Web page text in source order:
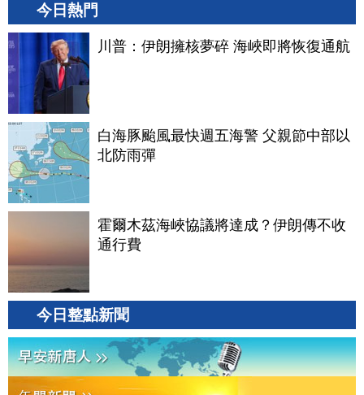
今日熱門
川普：伊朗擁核夢碎 海峽即將恢復通航
白海豚颱風最快週五海警 父親節中部以
北防雨彈
霍爾木茲海峽協議將達成？伊朗傳不收
通行費
今日整點新聞